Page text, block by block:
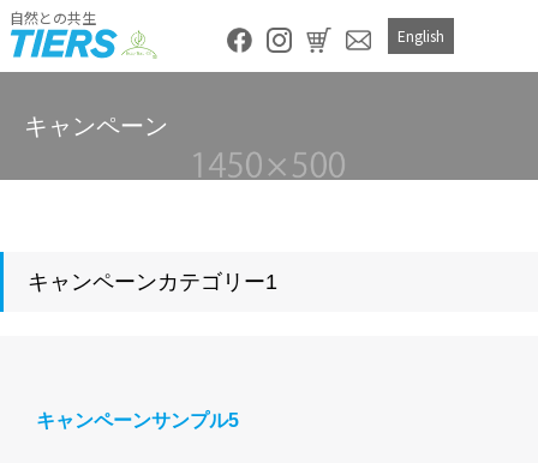
自然との共生
English
キャンペーン
キャンペーンカテゴリー1
キャンペーンサンプル5